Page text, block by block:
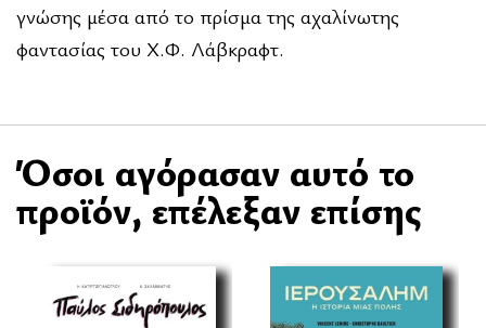
γνώσης µέσα από το πρίσµα της αχαλίνωτης
φαντασίας του Χ.Φ. Λάβκραφτ.
Όσοι αγόρασαν αυτό το
προϊόν, επέλεξαν επίσης